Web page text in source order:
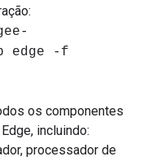
edge -f
os componentes
incluindo:
processador de